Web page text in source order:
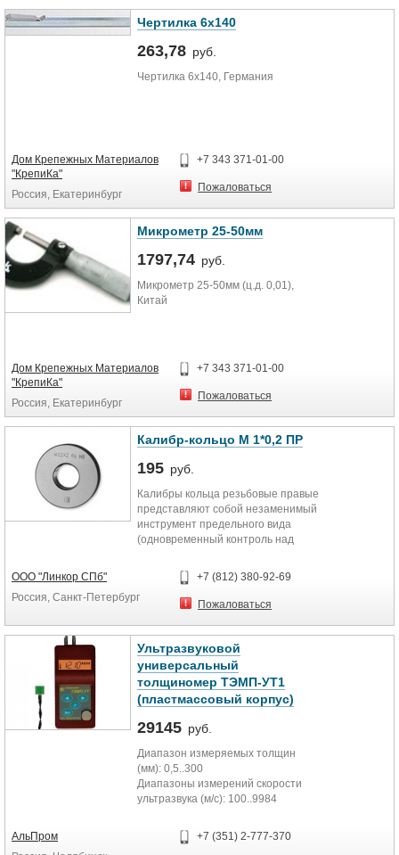
Чертилка 6х140
263,78 руб.
Чертилка 6х140, Германия
Дом Крепежных Материалов
"КрепиКа"
Россия, Екатеринбург
+7 343 371-01-00
Пожаловаться
Микрометр 25-50мм
1797,74 руб.
Микрометр 25-50мм (ц.д. 0,01),
Китай
Дом Крепежных Материалов
"КрепиКа"
Россия, Екатеринбург
+7 343 371-01-00
Пожаловаться
Калибр-кольцо М 1*0,2 ПР
195 руб.
Калибры кольца резьбовые правые
представляют собой незаменимый
инструмент предельного вида
(одновременный контроль над
ее элементов) бесшкальной
категории, с помощью которых
выявляются несоответствия
Особая прочность и надежность
обуславливается применением
стали высокого качества
(углеродной, легированной
конструкционной или цементной),
которая, ко всему прочему,
проходит процесс хромирования,
благодаря чему инструмент
устойчив к различным
механическим и химическим
повреждениям, появлению
Различают проходные и
непроходные калибры (ПР и НЕ
ООО "Линкор СПб"
Россия, Санкт-Петербург
+7 (812) 380-92-69
Пожаловаться
Ультразвуковой
универсальный
толщиномер ТЭМП-УТ1
(пластмассовый корпус)
29145 руб.
Диапазон измеряемых толщин
(мм): 0,5..300
Диапазоны измерений скорости
ультразвука (м/с): 100..9984
Пределы регулировки
коэффициента усиления: 10..800
АльПром
+7 (351) 2-777-370